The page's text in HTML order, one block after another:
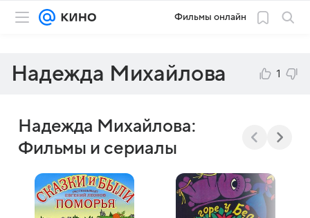
Фильмы онлайн
Надежда Михайлова 1
Надежда Михайлова:
Фильмы и сериалы